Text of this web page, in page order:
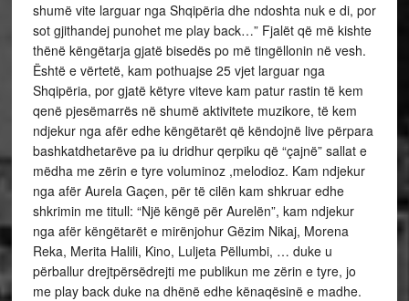
shumë vite larguar nga Shqipëria dhe ndoshta nuk e di, por
sot gjithandej punohet me play back…” Fjalët që më kishte
thënë këngëtarja gjatë bisedës po më tingëllonin në vesh.
Është e vërtetë, kam pothuajse 25 vjet larguar nga
Shqipëria, por gjatë këtyre viteve kam patur rastin të kem
qenë pjesëmarrës në shumë aktivitete muzikore, të kem
ndjekur nga afër edhe këngëtarët që këndojnë live përpara
bashkatdhetarëve pa iu dridhur qerpiku që “çajnë” sallat e
mëdha me zërin e tyre voluminoz ,melodioz. Kam ndjekur
nga afër Aurela Gaçen, për të cilën kam shkruar edhe
shkrimin me titull: “Një këngë për Aurelën”, kam ndjekur
nga afër këngëtarët e mirënjohur Gëzim Nikaj, Morena
Reka, Merita Halili, Kino, Luljeta Pëllumbi, … duke u
përballur drejtpërsëdrejti me publikun me zërin e tyre, jo
me play back duke na dhënë edhe kënaqësinë e madhe.